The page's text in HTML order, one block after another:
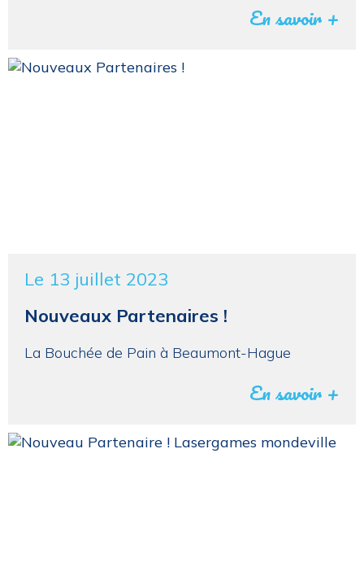
En savoir +
Le 13 juillet 2023
Nouveaux Partenaires !
La Bouchée de Pain à Beaumont-Hague
En savoir +